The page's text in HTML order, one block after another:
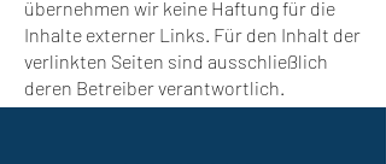
übernehmen wir keine Haftung für die
Inhalte externer Links. Für den Inhalt der
verlinkten Seiten sind ausschließlich
deren Betreiber verantwortlich.